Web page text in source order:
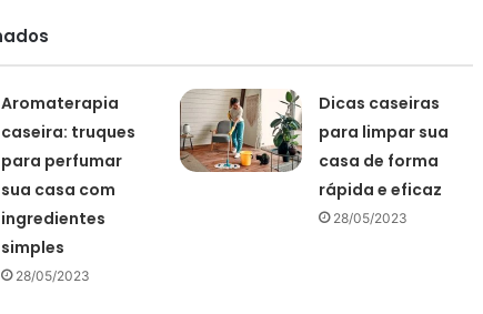
Aromaterapia
caseira: truques
para perfumar
sua casa com
ingredientes
simples
28/05/2023
Dicas caseiras
para limpar sua
casa de forma
rápida e eficaz
28/05/2023